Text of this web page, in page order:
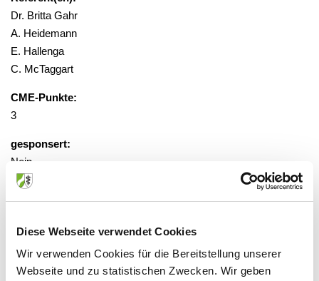
Diese Webseite verwendet Cookies
Wir verwenden Cookies für die Bereitstellung unserer
Webseite und zu statistischen Zwecken. Wir geben
Dr. Britta Gahr
A. Heidemann
E. Hallenga
C. McTaggart
CME-Punkte:
3
gesponsert:
Nein